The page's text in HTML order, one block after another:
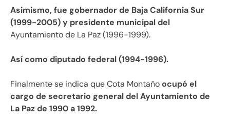
Asimismo, fue gobernador de Baja California Sur
(1999-2005) y presidente municipal del
Ayuntamiento de La Paz (1996-1999).
Así como diputado federal (1994-1996).
Finalmente se indica que Cota Montañoocupó el
cargo de secretario general del Ayuntamiento de
La Paz de 1990 a 1992.